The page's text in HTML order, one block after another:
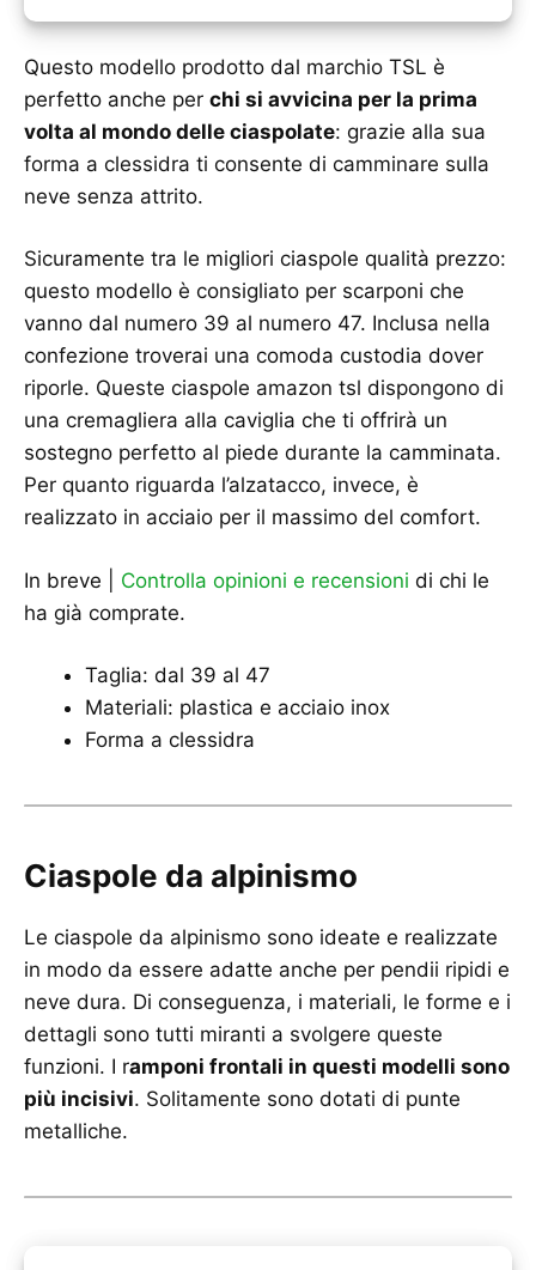
Questo modello prodotto dal marchio TSL è
perfetto anche per chi si avvicina per la prima
volta al mondo delle ciaspolate: grazie alla sua
forma a clessidra ti consente di camminare sulla
neve senza attrito.
Sicuramente tra le migliori ciaspole qualità prezzo:
questo modello è consigliato per scarponi che
vanno dal numero 39 al numero 47. Inclusa nella
confezione troverai una comoda custodia dover
riporle. Queste ciaspole amazon tsl dispongono di
una cremagliera alla caviglia che ti offrirà un
sostegno perfetto al piede durante la camminata.
Per quanto riguarda l’alzatacco, invece, è
realizzato in acciaio per il massimo del comfort.
In breve | Controlla opinioni e recensioni di chi le
ha già comprate.
Taglia: dal 39 al 47
Materiali: plastica e acciaio inox
Forma a clessidra
Ciaspole da alpinismo
Le ciaspole da alpinismo sono ideate e realizzate
in modo da essere adatte anche per pendii ripidi e
neve dura. Di conseguenza, i materiali, le forme e i
dettagli sono tutti miranti a svolgere queste
funzioni. I ramponi frontali in questi modelli sono
più incisivi. Solitamente sono dotati di punte
metalliche.